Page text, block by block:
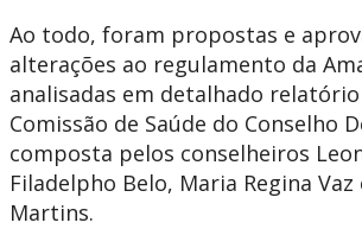
Ao todo, foram propostas e
alterações ao regulamento da
analisadas em detalhado
Comissão de Saúde do Conselho
composta pelos conselheiros
Filadelpho Belo, Maria Regina Vaz
Martins.